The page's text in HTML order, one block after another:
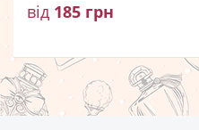
від 185 грн